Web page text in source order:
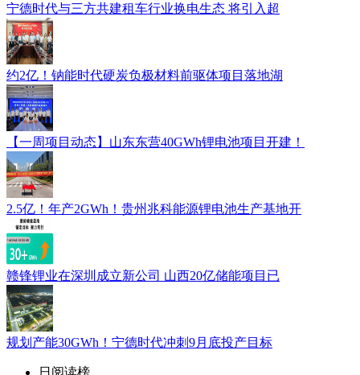
宁德时代与三方共建租车行业换电生态 将引入超
约2亿！钠能时代硬炭负极材料前驱体项目落地湖
【一周项目动态】山东东营40GWh锂电池项目开建！
2.5亿！年产2GWh！贵州兆科能源锂电池生产基地开
赣锋锂业在深圳成立新公司 山西20亿储能项目已
规划产能30GWh！宁德时代冲刺9月底投产目标
日阅读榜